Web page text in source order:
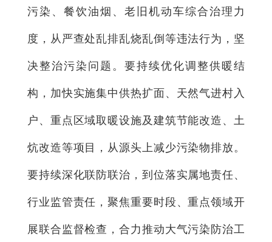
污染、餐饮油烟、老旧机动车综合治理力
度，从严查处乱排乱烧乱倒等违法行为，坚
决整治污染问题。要持续优化调整供暖结
构，加快实施集中供热扩面、天然气进村入
户、重点区域取暖设施及建筑节能改造、土
炕改造等项目，从源头上减少污染物排放。
要持续深化联防联治，到位落实属地责任、
行业监管责任，聚焦重要时段、重点领域开
展联合监督检查，合力推动大气污染防治工